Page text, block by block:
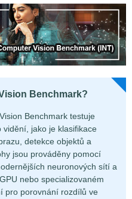
Benchmark?
Benchmark testuje
jako je klasifikace
detekce objektů a
jsou prováděny pomocí
neuronových sítí a
nebo specializovaném
pro porovnání rozdílů ve